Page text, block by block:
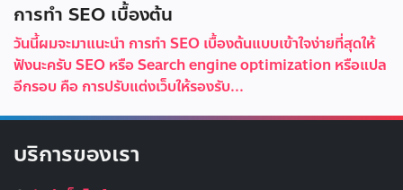
การทำ SEO เบื้องต้น
วันนี้ผมจะมาแนะนำ การทำ SEO เบื้องต้นแบบเข้าใจง่ายที่สุดให้
ฟังนะครับ SEO หรือ Search engine optimization หรือแปล
อีกรอบ คือ การปรับแต่งเว็บให้รองรับ...
บริการของเรา